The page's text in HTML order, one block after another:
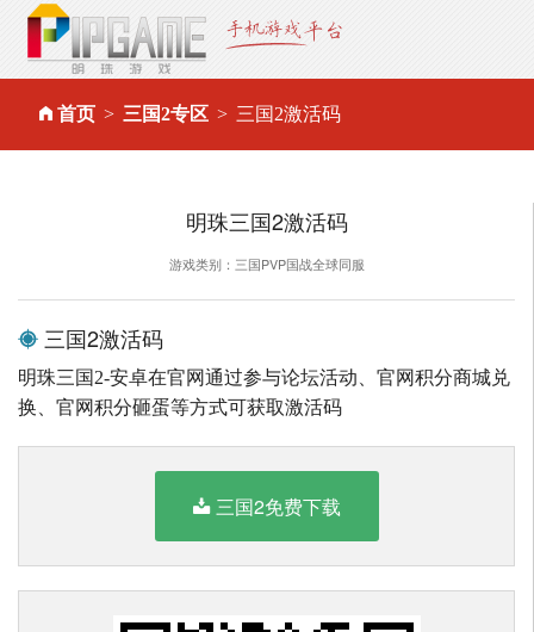
首页 三国2专区 三国2激活码
明珠三国2激活码
游戏类别：三国PVP国战全球同服
三国2激活码
明珠三国2-安卓在官网通过参与论坛活动、官网积分商城兑
换、官网积分砸蛋等方式可获取激活码
三国2免费下载